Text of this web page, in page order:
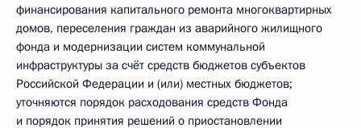
финансирования капитального ремонта многоквартирных
домов, переселения граждан из аварийного жилищного
фонда и модернизации систем коммунальной
инфраструктуры за счёт средств бюджетов субъектов
Российской Федерации и (или) местных бюджетов;
уточняются порядок расходования средств Фонда
и порядок принятия решений о приостановлении